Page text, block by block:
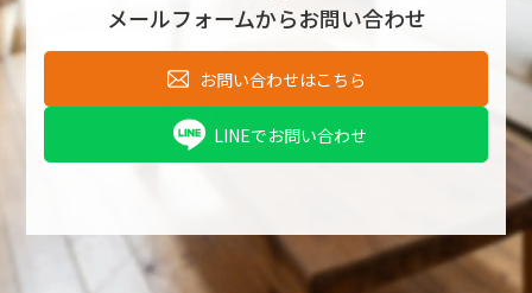
メールフォームからお問い合わせ
お問い合わせはこちら
LINEでお問い合わせ